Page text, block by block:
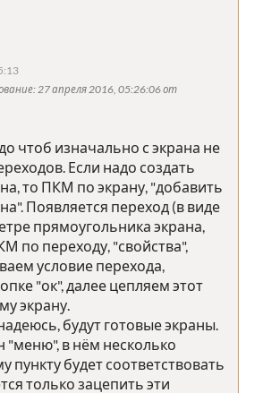
: 27 апреля 2016, 05:26:06 от
чтоб изначально с экрана не
Если надо создать
то ПКМ по экрану, "добавить
Появляется переход (в виде
прямоугольника экрана,
по переходу, "свойства",
условие перехода,
"ок", далее цепляем этот
экрану.
будут готовые экраны.
"меню", в нём несколько
пункту будет соответствовать
только зацепить эти